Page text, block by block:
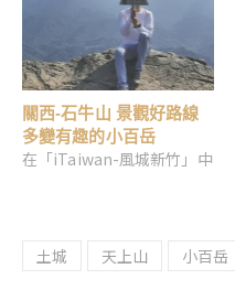
關西-石牛山 景觀好路線
多變有趣的小百岳
在「iTaiwan-風城新竹」中
土城 天上山 小百岳